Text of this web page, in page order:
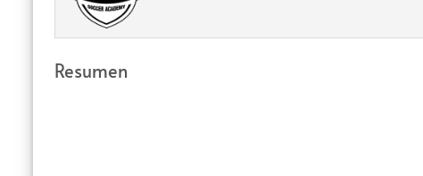
Resumen